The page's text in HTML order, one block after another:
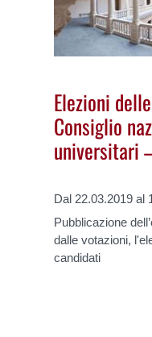
Elezioni
Consiglio
universitari
Dal 22.03.2019 al
Pubblicazione
dalle votazioni,
candidati